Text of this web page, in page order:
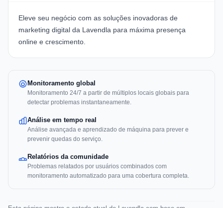
Eleve seu negócio com as soluções inovadoras de
marketing digital da Lavendla para máxima presença
online e crescimento.
Monitoramento global
Monitoramento 24/7 a partir de múltiplos locais globais para
detectar problemas instantaneamente.
Análise em tempo real
Análise avançada e aprendizado de máquina para prever e
prevenir quedas do serviço.
Relatórios da comunidade
Problemas relatados por usuários combinados com
monitoramento automatizado para uma cobertura completa.